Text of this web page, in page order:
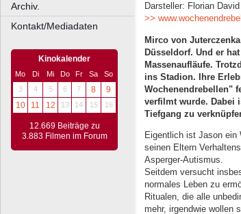
Archiv.
Kontakt/Mediadaten
Kinokalender
Mo Di Mi Do Fr Sa
So
3
4 5 6 7 8
9
10
11 12 13 14 15 16
12.669 Beiträge zu
3.883 Filmen im Forum
Darsteller: Florian
>>
Mirco von
Düsseldorf. Und er
Massenaufläufe.
ins Stadion. Ihre
Wochenendrebellen"
verfilmt wurde. Dabei
Tiefgang zu
Eigentlich ist Jason ein
seinen Eltern
Asperger-Autismus.
Seitdem versucht
normales Leben zu
Ritualen, die alle
mehr, irgendwie wollen